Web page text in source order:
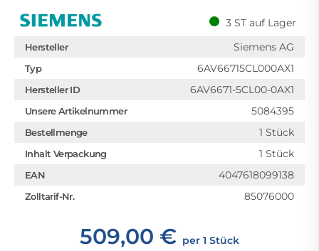
3 ST auf Lager
Hersteller Siemens AG
Typ 6AV66715CL000AX1
Hersteller ID 6AV6671-5CL00-0AX1
Unsere Artikelnummer 5084395
Bestellmenge 1 Stück
Inhalt Verpackung 1 Stück
EAN 4047618099138
Zolltarif-Nr. 85076000
509,00 € per 1 Stück